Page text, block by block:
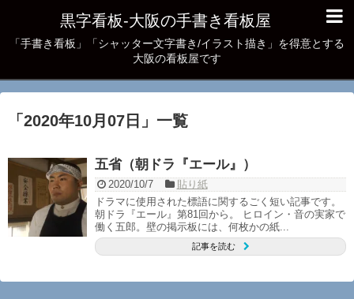
黒字看板‐大阪の手書き看板屋
「手書き看板」「シャッター文字書き/イラスト描き」を得意とする
大阪の看板屋です
「 2020年10月07日 」 一覧
五省（朝ドラ『エール』）
2020/10/7
貼り紙
ドラマに使用された標語に関するごく短い記事です。
朝ドラ『エール』第81回から。 ヒロイン・音の実家で
働く五郎。壁の掲示板には、何枚かの紙...
記事を読む